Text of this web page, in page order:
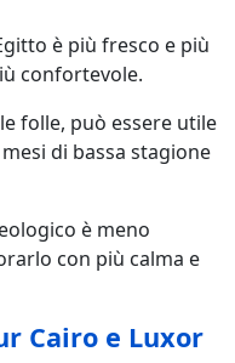
è più fresco e più
confortevole.
folle, può essere utile
di bassa stagione
è meno
con più calma e
Cairo e Luxor